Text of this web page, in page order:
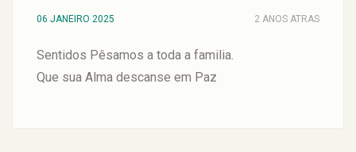
06 JANEIRO 2025 2 ANOS ATRAS
Sentidos Pêsamos a toda a familia.
Que sua Alma descanse em Paz